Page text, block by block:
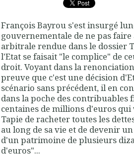
François Bayrou s'est insurgé
gouvernementale de ne pas faire
arbitrale rendue dans le dossier
l'Etat se faisait "le complice" de
droit. Voyant dans la
preuve que c'est une décision
scénario sans précédent, il en
dans la poche des contribuables
centaines de millions d'euros
Tapie de racheter toutes les
au long de sa vie et de devenir
d'un patrimoine de plusieurs
d'euros"...